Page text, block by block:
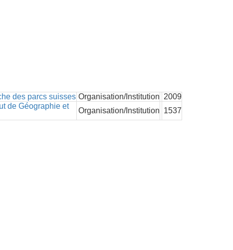
des parcs suisses Organisation/Institution 2009
de Géographie et
Organisation/Institution 1537